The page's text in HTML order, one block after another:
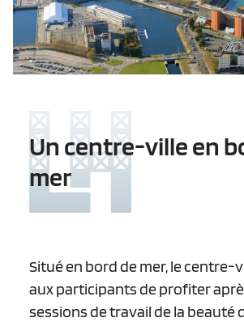
Un centre-ville en
mer
Situé en bord de mer, le centre-
aux participants de profiter
sessions de travail de la beauté